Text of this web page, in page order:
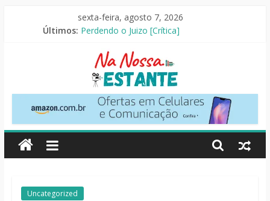
sexta-feira, agosto 7, 2026
Últimos:
As Ovelhas Detetives [Crítica]
Perdendo o Juizo [Crítica]
Seus Amigos e Vizinhos [Crítica]
O Pistoleiro [Resenha Literária]
Na
Nossa
Estante
Críticas
Uncategorized